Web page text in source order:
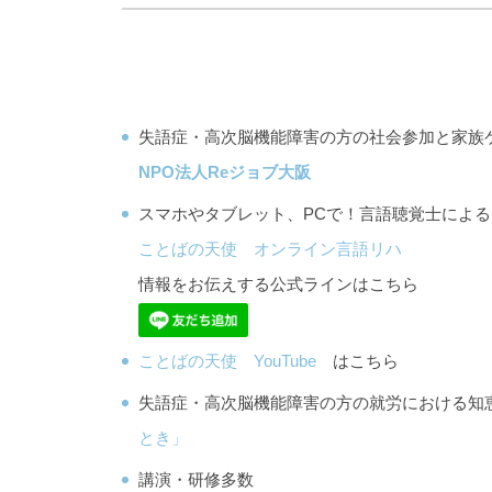
失語症・高次脳機能障害の方の社会参加と家族
NPO法人Reジョブ大阪
スマホやタブレット、PCで！言語聴覚士によ
ことばの天使 オンライン言語リハ
情報をお伝えする公式ラインはこちら
ことばの天使 YouTube はこちら
失語症・高次脳機能障害の方の就労における
とき」
講演・研修多数